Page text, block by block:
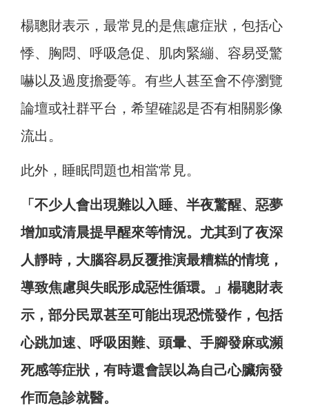
楊聰財表示，最常見的是焦慮症狀，包括心
悸、胸悶、呼吸急促、肌肉緊繃、容易受驚
嚇以及過度擔憂等。有些人甚至會不停瀏覽
論壇或社群平台，希望確認是否有相關影像
流出。
此外，睡眠問題也相當常見。
「不少人會出現難以入睡、半夜驚醒、惡夢
增加或清晨提早醒來等情況。尤其到了夜深
人靜時，大腦容易反覆推演最糟糕的情境，
導致焦慮與失眠形成惡性循環。」楊聰財表
示，部分民眾甚至可能出現恐慌發作，包括
心跳加速、呼吸困難、頭暈、手腳發麻或瀕
死感等症狀，有時還會誤以為自己心臟病發
作而急診就醫。